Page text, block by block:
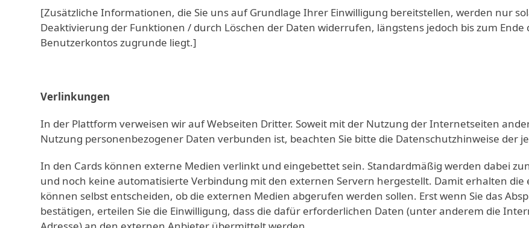
[Zusätzliche Informationen, die Sie uns auf Grundlage Ihrer Einwilligung bereitstellen, werden nur
Deaktivierung der Funktionen / durch Löschen der Daten widerrufen, längstens jedoch bis zum
Benutzerkontos zugrunde liegt.]
Verlinkungen
In der Plattform verweisen wir auf Webseiten Dritter. Soweit mit der Nutzung der Internetseiten
Nutzung personenbezogener Daten verbunden ist, beachten Sie bitte die Datenschutzhinweise der
In den Cards können externe Medien verlinkt und eingebettet sein. Standardmäßig werden dabei
und noch keine automatisierte Verbindung mit den externen Servern hergestellt. Damit erhalten
können selbst entscheiden, ob die externen Medien abgerufen werden sollen. Erst wenn Sie das
bestätigen, erteilen Sie die Einwilligung, dass die dafür erforderlichen Daten (unter anderem die